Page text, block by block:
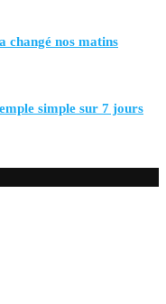
changé nos matins
simple sur 7 jours